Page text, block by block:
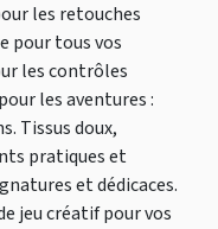
les retouches
pour tous vos
les contrôles
les aventures :
Tissus doux,
pratiques et
et dédicaces.
jeu créatif pour vos